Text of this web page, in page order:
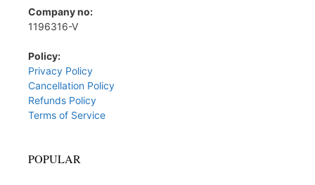
Company no:
1196316-V
Policy:
Privacy Policy
Cancellation Policy
Refunds Policy
Terms of Service
POPULAR